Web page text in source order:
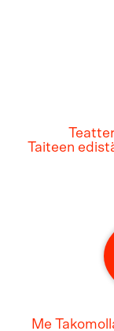
Taiteen
Me